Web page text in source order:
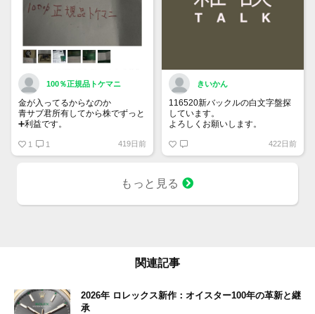
100％正規品トケマニ
金が入ってるからなのか
青サブ君所有してから株でずっと
➕利益です。
銘柄番号7932 ニッピ
10000株→6330万円
1 1 419日前
きいかん
116520新バックルの白文字盤探
しています。
よろしくお願いします。
422日前
もっと見る
関連記事
2026年 ロレックス新作：オイスター100年の革新と継
承